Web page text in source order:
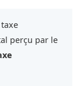
perçu par le